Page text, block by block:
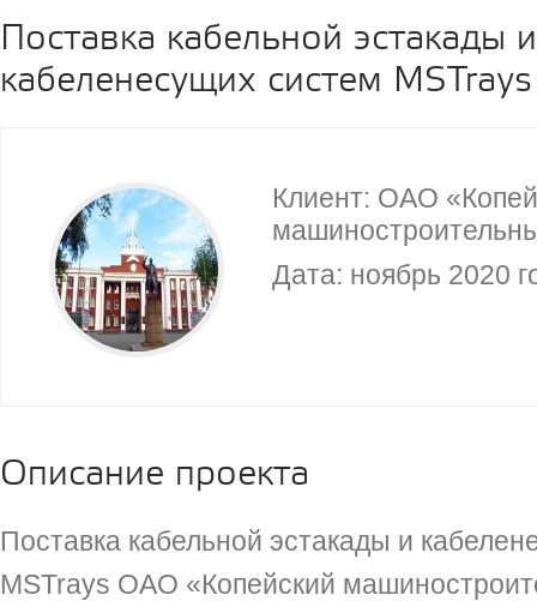
Поставка кабельной эстакады и
кабеленесущих систем MSTrays
Клиент: ОАО
Дата: ноябрь 2020
Описание проекта
Поставка кабельной эстакады и
MSTrays ОАО «Копейский